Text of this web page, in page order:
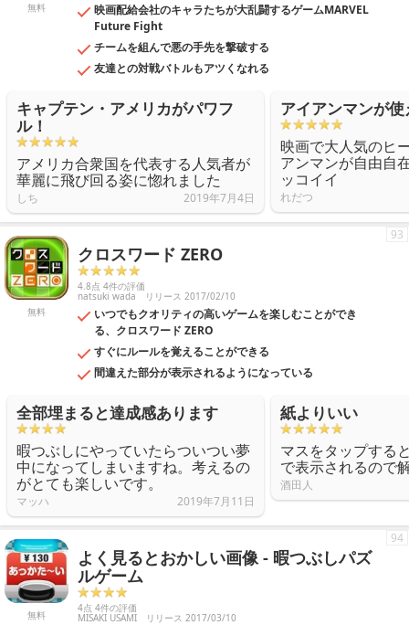
無料
映画配給会社のキャラたちが大乱闘するゲームMARVEL
Future Fight
チームを組んで悪の手先を撃破する
友達との対戦バトルもアツくなれる
キャプテン・アメリカがパワフ
ル！
アメリカ合衆国を代表する人気者が
華麗に飛び回る姿に惚れました
しち 2019年7月4日
アイアンマンが使
映画で大人気のヒ
アンマンが自由自
ッコイイ
れだつ
無料
クロスワード ZERO
4.8点 4件の評価
natsuki wada リリース 2017/02/10
いつでもクオリティの高いゲームを楽しむことができ
る、クロスワード ZERO
すぐにルールを覚えることができる
間違えた部分が表示されるようになっている
93
全部埋まると達成感あります
暇つぶしにやっていたらついつい夢
中になってしまいますね。考えるの
がとても楽しいです。
マッハ 2019年7月11日
紙よりいい
マスをタップする
で表示されるので
酒田人
無料
よく見るとおかしい画像 - 暇つぶしパズ
ルゲーム
4点 4件の評価
MISAKI USAMI リリース 2017/03/10
94